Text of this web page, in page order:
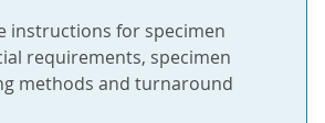
instructions for specimen
requirements, specimen
methods and turnaround